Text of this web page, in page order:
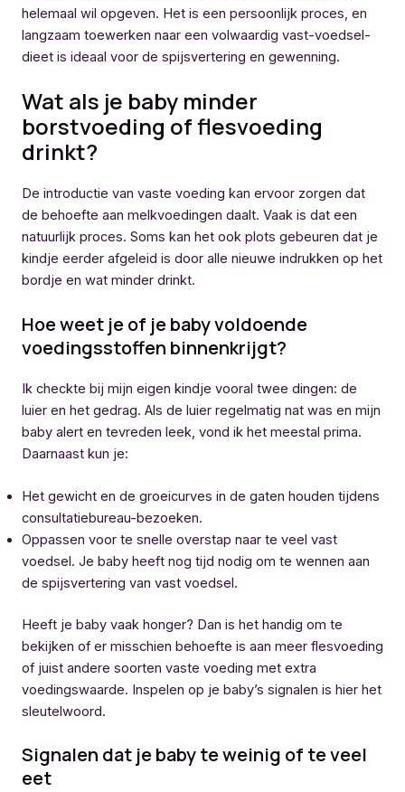
helemaal wil opgeven. Het is een persoonlijk proces, en
langzaam toewerken naar een volwaardig vast-voedsel-
dieet is ideaal voor de spijsvertering en gewenning.
Wat als je baby minder
borstvoeding of flesvoeding
drinkt?
De introductie van vaste voeding kan ervoor zorgen dat
de behoefte aan melkvoedingen daalt. Vaak is dat een
natuurlijk proces. Soms kan het ook plots gebeuren dat je
kindje eerder afgeleid is door alle nieuwe indrukken op het
bordje en wat minder drinkt.
Hoe weet je of je baby voldoende
voedingsstoffen binnenkrijgt?
Ik checkte bij mijn eigen kindje vooral twee dingen: de
luier en het gedrag. Als de luier regelmatig nat was en mijn
baby alert en tevreden leek, vond ik het meestal prima.
Daarnaast kun je:
Het gewicht en de groeicurves in de gaten houden tijdens
consultatiebureau-bezoeken.
Oppassen voor te snelle overstap naar te veel vast
voedsel. Je baby heeft nog tijd nodig om te wennen aan
de spijsvertering van vast voedsel.
Heeft je baby vaak honger? Dan is het handig om te
bekijken of er misschien behoefte is aan meer flesvoeding
of juist andere soorten vaste voeding met extra
voedingswaarde. Inspelen op je baby’s signalen is hier het
sleutelwoord.
Signalen dat je baby te weinig of te veel
eet